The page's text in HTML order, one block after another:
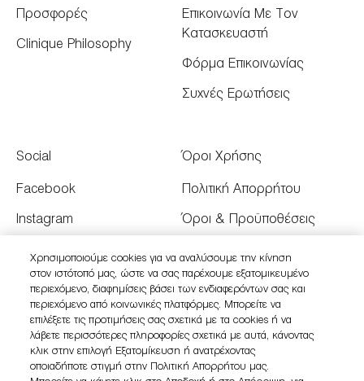
Προσφορές
Clinique Philosophy
Επικοινωνία Με Τον
Κατασκευαστή
Φόρμα Επικοινωνίας
Συχνές Ερωτήσεις
Social
Facebook
Instagram
Twitter
Όροι Χρήσης
Πολιτική Απορρήτου
Όροι & Προϋποθέσεις
Διαχειριστείτε τα Cookies
του Ιστότοπου
Χρησιμοποιούμε cookies για να αναλύσουμε την κίνηση
στον ιστότοπό μας, ώστε να σας παρέχουμε εξατομικευμένο
περιεχόμενο, διαφημίσεις βάσει των ενδιαφερόντων σας και
περιεχόμενο από κοινωνικές πλατφόρμες. Μπορείτε να
επιλέξετε τις προτιμήσεις σας σχετικά με τα cookies ή να
λάβετε περισσότερες πληροφορίες σχετικά με αυτά, κάνοντας
κλικ στην επιλογή Εξατομίκευση ή ανατρέχοντας
οποιαδήποτε στιγμή στην Πολιτική Απορρήτου μας.